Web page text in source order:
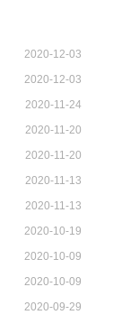
2020-12-03
2020-12-03
2020-11-24
2020-11-20
2020-11-20
2020-11-13
2020-11-13
2020-10-19
2020-10-09
2020-10-09
2020-09-29